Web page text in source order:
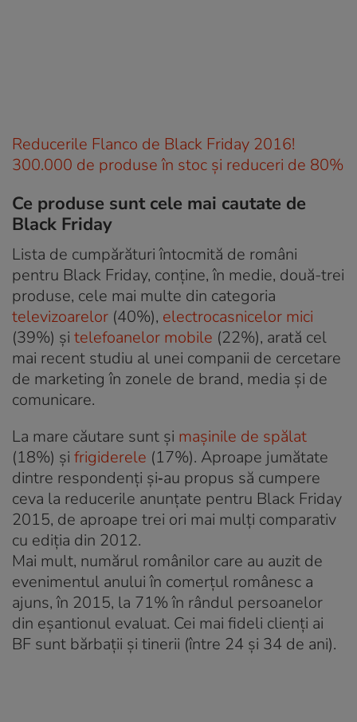
Reducerile Flanco de Black Friday 2016!
300.000 de produse în stoc și reduceri de 80%
Ce produse sunt cele mai cautate de
Black Friday
Lista de cumpărături întocmită de români
pentru Black Friday, conţine, în medie, două-trei
produse, cele mai multe din categoria
televizoarelor (40%), electrocasnicelor mici
(39%) şi telefoanelor mobile (22%), arată cel
mai recent studiu al unei companii de cercetare
de marketing în zonele de brand, media şi de
comunicare.
La mare căutare sunt şi maşinile de spălat
(18%) şi frigiderele (17%). Aproape jumătate
dintre respondenţi şi‑au propus să cumpere
ceva la reducerile anunţate pentru Black Friday
2015, de aproape trei ori mai mulţi comparativ
cu ediţia din 2012.
Mai mult, numărul românilor care au auzit de
evenimentul anului în comerţul românesc a
ajuns, în 2015, la 71% în rândul persoanelor
din eşantionul evaluat. Cei mai fideli clienţi ai
BF sunt bărbaţii şi tinerii (între 24 şi 34 de ani).